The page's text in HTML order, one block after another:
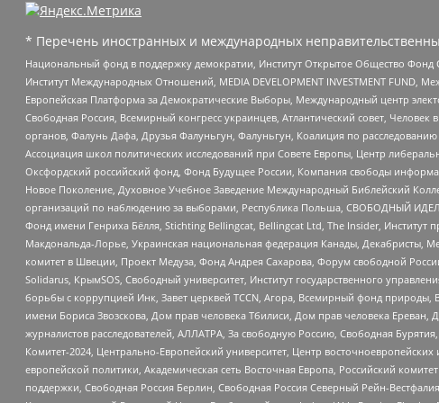
* Перечень иностранных и международных
Национальный фонд в поддержку демократии, Институт Открытое Общество
Институт Международных Отношений, MEDIA DEVELOPMENT INVESTMENT FUND,
Европейская Платформа за Демократические Выборы, Международный центр
Свободная Россия, Всемирный конгресс украинцев, Атлантический совет,
органов, Фалунь Дафа, Друзья Фалуньгун, Фалуньгун, Коалиция по
Ассоциация школ политических исследований при Совете Европы, Центр
Оксфордский российский фонд, Фонд Будущее России, Компания свободы
Новое Поколение, Духовное Учебное Заведение Международный Библейский
организаций по наблюдению за выборами, Республика Польша, СВОБОДНЫЙ
Фонд имени Генриха Бёлля, Stichting Bellingcat, Bellingcat Ltd, The Insider,
Макдональда-Лорье, Украинская национальная федерация Канады, Декабристы,
комитет в Швеции, Проект Медуза, Фонд Андрея Сахарова, Форум свободной
Solidarus, КрымSOS, Свободный университет, Институт государственного
борьбы с коррупцией Инк, Завет церквей TCCN, Агора, Всемирный фонд
имени Бориса Звозскова, Дом прав человека Тбилиси, Дом прав человека
журналистов расследователей, АЛЛАТРА, За свободную Россию, Свободная
Комитет-2024, Центрально-Европейский университет, Центр
европейской политики, Академическая сеть Восточная Европа, Российский
поддержки, Свободная Россия Берлин, Свободная Россия Северный Рейн-